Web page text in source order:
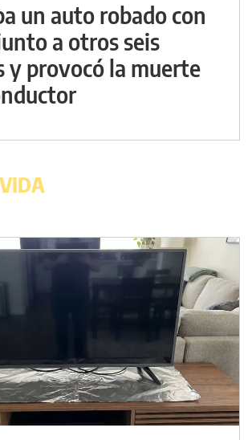
un auto robado con
a otros seis
y provocó la muerte